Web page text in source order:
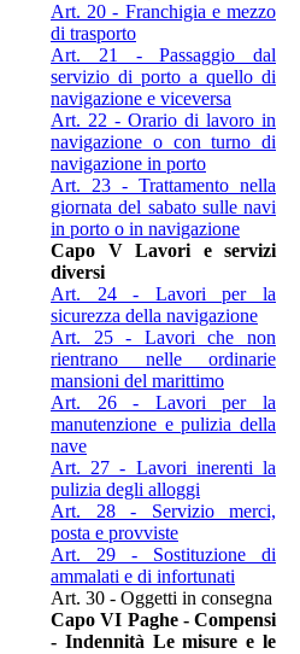
Art. 20 - Franchigia e mezzo
di trasporto
Art. 21 - Passaggio dal
servizio di porto a quello di
navigazione e viceversa
Art. 22 - Orario di lavoro in
navigazione o con turno di
navigazione in porto
Art. 23 - Trattamento nella
giornata del sabato sulle navi
in porto o in navigazione
Capo V Lavori e servizi
diversi
Art. 24 - Lavori per la
sicurezza della navigazione
Art. 25 - Lavori che non
rientrano nelle ordinarie
mansioni del marittimo
Art. 26 - Lavori per la
manutenzione e pulizia della
nave
Art. 27 - Lavori inerenti la
pulizia degli alloggi
Art. 28 - Servizio merci,
posta e provviste
Art. 29 - Sostituzione di
ammalati e di infortunati
Art. 30 - Oggetti in consegna
Capo VI Paghe - Compensi
- Indennità Le misure e le